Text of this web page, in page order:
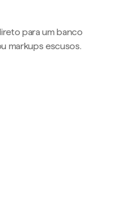
para um banco
markups escusos.